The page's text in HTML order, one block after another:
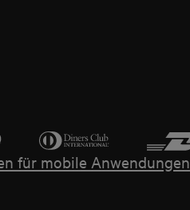
für mobile Anwendungen